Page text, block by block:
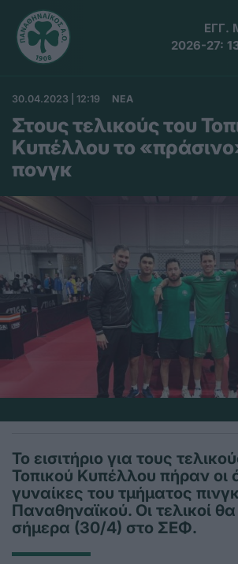
ΕΓΓ.
2026-27:
30.04.2023 | 12:19 ΝΕΑ
Στους τελικούς του
Κυπέλλου το
πονγκ
Το εισιτήριο για τους
Τοπικού Κυπέλλου πήραν οι
γυναίκες του τμήματος
Παναθηναϊκού. Οι τελικοί
σήμερα (30/4) στο ΣΕΦ.